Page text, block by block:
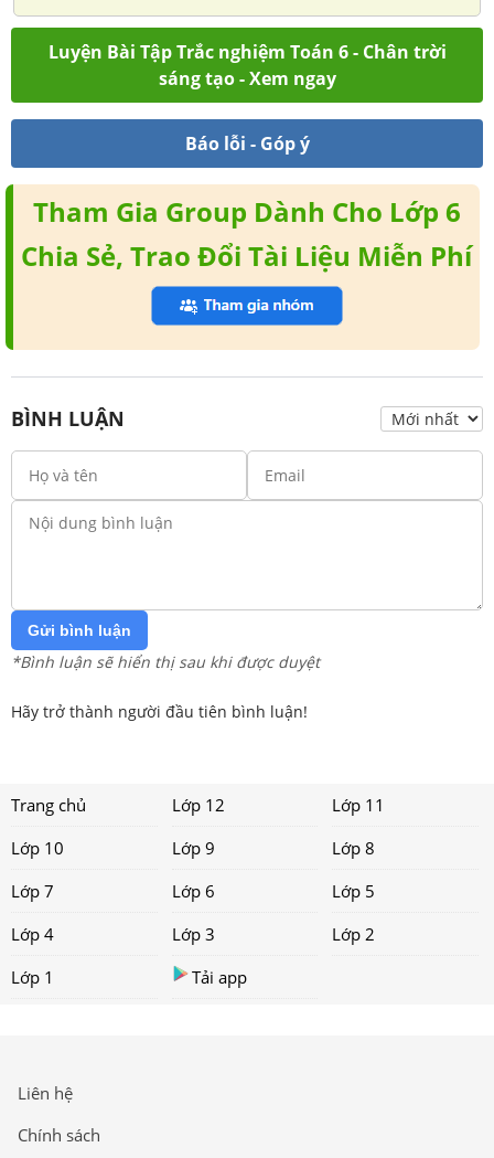
Luyện Bài Tập Trắc nghiệm Toán 6 - Chân trời
sáng tạo - Xem ngay
Báo lỗi - Góp ý
Tham Gia Group Dành Cho Lớp 6
Chia Sẻ, Trao Đổi Tài Liệu Miễn Phí
BÌNH LUẬN
Gửi bình luận
*Bình luận sẽ hiển thị sau khi được duyệt
Hãy trở thành người đầu tiên bình luận!
Trang chủ Lớp 12
Lớp 11
Lớp 10
Lớp 9
Lớp 8
Lớp 7
Lớp 6
Lớp 5
Lớp 4
Lớp 3
Lớp 2
Lớp 1
Tải app
Liên hệ
Chính sách